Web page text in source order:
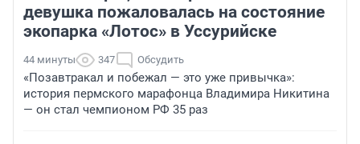
девушка пожаловалась на состояние
экопарка «Лотос» в Уссурийске
44 минуты 347 Обсудить
«Позавтракал и побежал — это уже привычка»:
история пермского марафонца Владимира Никитина
— он стал чемпионом РФ 35 раз